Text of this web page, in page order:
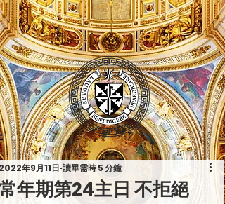
年期第24主日 不拒絕
年9月11日 讀畢需時 5 分鐘